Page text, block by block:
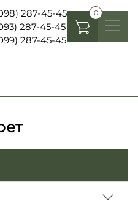
287-45-45
287-45-45
287-45-45
0
живлення